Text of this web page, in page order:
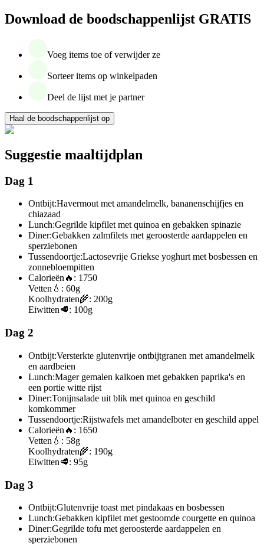
Download de boodschappenlijst GRATIS
Voeg items toe of verwijder ze
Sorteer items op winkelpaden
Deel de lijst met je partner
Haal de boodschappenlijst op
Suggestie maaltijdplan
Dag 1
Ontbijt:Havermout met amandelmelk, bananenschijfjes en
chiazaad
Lunch:Gegrilde kipfilet met quinoa en gebakken spinazie
Diner:Gebakken zalmfilets met geroosterde aardappelen en
sperziebonen
Tussendoortje:Lactosevrije Griekse yoghurt met bosbessen en
zonnebloempitten
Calorieën 🔥: 1750
Vetten 💧: 60g
Koolhydraten🌾: 200g
Eiwitten🥩: 100g
Dag 2
Ontbijt:Versterkte glutenvrije ontbijtgranen met amandelmelk
en aardbeien
Lunch:Mager gemalen kalkoen met gebakken paprika's en
een portie witte rijst
Diner:Tonijnsalade uit blik met quinoa en geschild
komkommer
Tussendoortje:Rijstwafels met amandelboter en geschild appel
Calorieën 🔥: 1650
Vetten 💧: 58g
Koolhydraten🌾: 190g
Eiwitten🥩: 95g
Dag 3
Ontbijt:Glutenvrije toast met pindakaas en bosbessen
Lunch:Gebakken kipfilet met gestoomde courgette en quinoa
Diner:Gegrilde tofu met geroosterde aardappelen en
sperziebonen